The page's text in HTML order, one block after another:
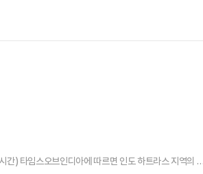
) 타임스오브인디아에 따르면 인도 하트라스 지역의